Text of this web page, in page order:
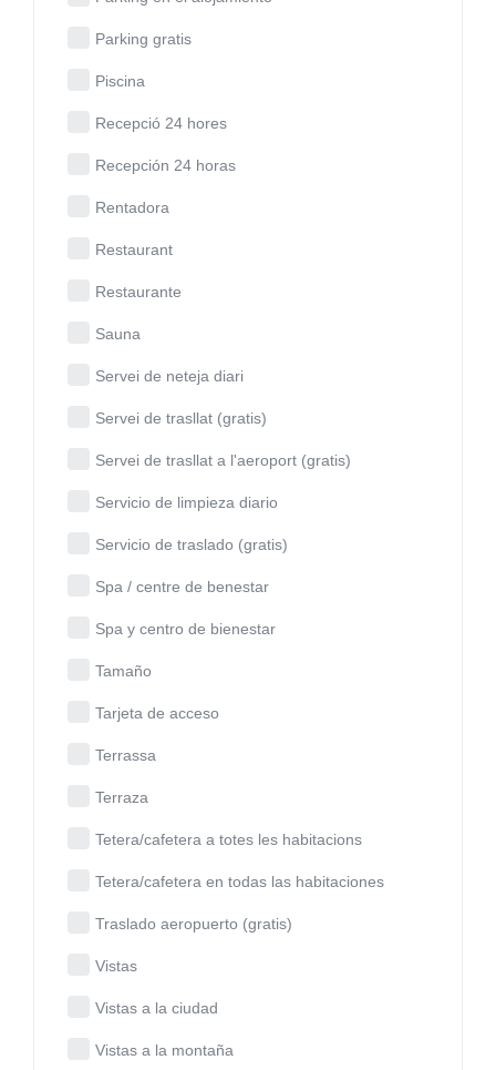
Parking gratis
Piscina
Recepció 24 hores
Recepción 24 horas
Rentadora
Restaurant
Restaurante
Sauna
Servei de neteja diari
Servei de trasllat (gratis)
Servei de trasllat a l'aeroport (gratis)
Servicio de limpieza diario
Servicio de traslado (gratis)
Spa / centre de benestar
Spa y centro de bienestar
Tamaño
Tarjeta de acceso
Terrassa
Terraza
Tetera/cafetera a totes les habitacions
Tetera/cafetera en todas las habitaciones
Traslado aeropuerto (gratis)
Vistas
Vistas a la ciudad
Vistas a la montaña